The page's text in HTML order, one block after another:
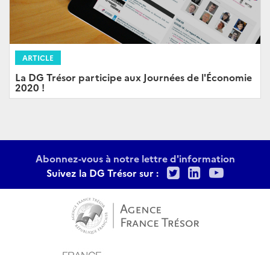
ARTICLE
La DG Trésor participe aux Journées de l'Économie
2020 !
Abonnez-vous à notre lettre d'information
Suivez la DG Trésor sur :
TwitterLinkedIn